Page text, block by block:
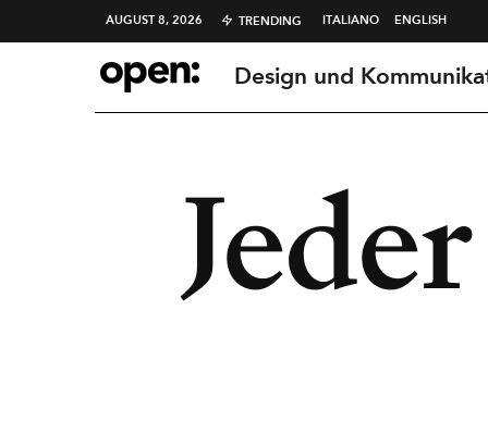
AUGUST 8, 2026 TRENDING ITALIANO ENGLISH
Design und